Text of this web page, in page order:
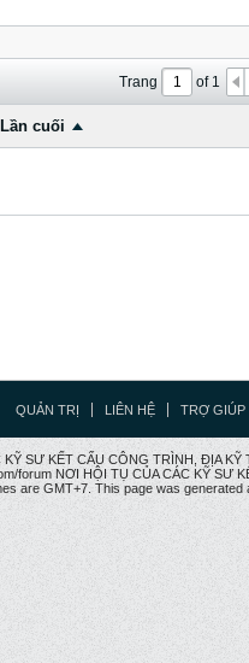
Trang of 1
Lần cuối
QUẢN TRỊ LIÊN HỆ TRỢ GIÚP
SƯ KẾT CẤU CÔNG TRÌNH, ĐỊA KỸ
forum NƠI HỘI TỤ CỦA CÁC KỸ SƯ
are GMT+7. This page was generated